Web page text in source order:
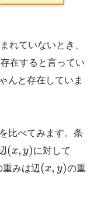
れていないとき、
在すると言ってい
んと存在していま
比べてみます。条
(x, y)に対して
重みは辺 (x, y)の重